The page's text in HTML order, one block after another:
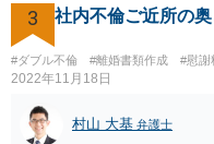
ることが適切かも知れませ
くの弁護士へ相談はされてみ
3 社内不倫ご近所の
#ダブル不倫 #離婚書類作成 #慰謝
2022年11月18日
村山 大基 弁護士